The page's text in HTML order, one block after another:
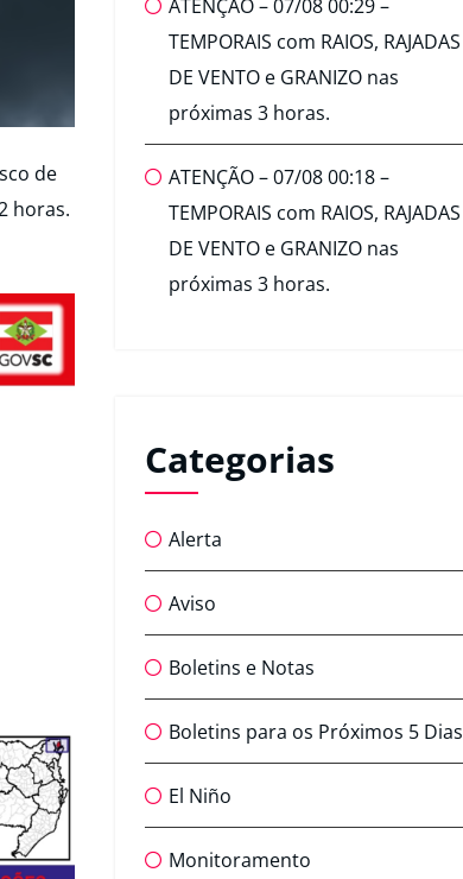
de
horas.
ATENÇÃO – 07/08 00:29 –
TEMPORAIS com RAIOS, RAJADAS
DE VENTO e GRANIZO nas
próximas 3 horas.
ATENÇÃO – 07/08 00:18 –
TEMPORAIS com RAIOS, RAJADAS
DE VENTO e GRANIZO nas
próximas 3 horas.
Categorias
Alerta
Aviso
Boletins e Notas
Boletins para os Próximos 5 Dias
El Niño
Monitoramento